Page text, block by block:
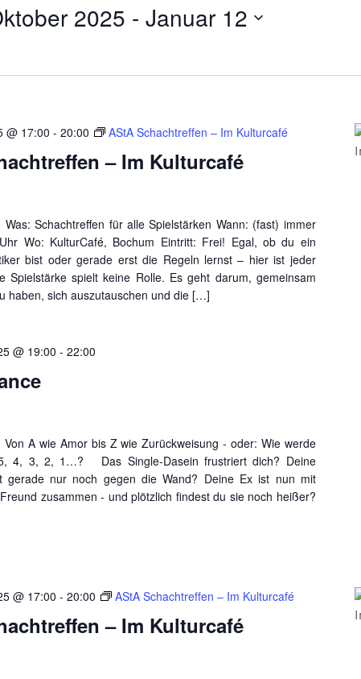
2025 - Januar 12
– Im Kulturcafé
@ 17:00 -20:00 AStA Schachtreffen – Im Kulturcafé
Was: Schachtreffen für alle Spielstärken Wann: (fast) immer
Wo: KulturCafé, Bochum Eintritt: Frei! Egal, ob du ein
bist oder gerade erst die Regeln lernst – hier ist jeder
Spielstärke spielt keine Rolle. Es geht darum, gemeinsam
haben, sich auszutauschen und die […]
@ 19:00 -22:00
Von A wie Amor bis Z wie Zurückweisung - oder: Wie werde
4, 3, 2, 1…? Das Single-Dasein frustriert dich? Deine
gerade nur noch gegen die Wand? Deine Ex ist nun mit
zusammen - und plötzlich findest du sie noch heißer?
– Im Kulturcafé
@ 17:00 -20:00 AStA Schachtreffen – Im Kulturcafé